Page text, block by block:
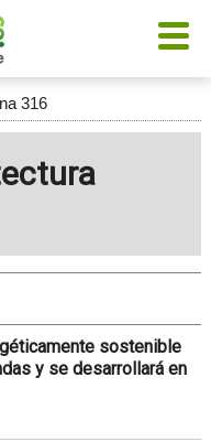
316
sostenible
y se desarrollará en